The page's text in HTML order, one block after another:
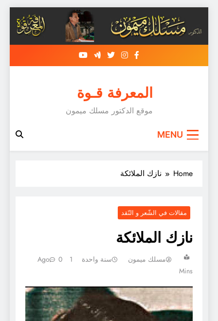
content
المعرفة قـوة
موقع الدكتور مسلك ميمون
MENU
Home نازك الملائكة
مقالات في الشّعر و النّقد
نازك الملائكة
مسلك ميمون سنة واحدة Ago 0
1
Mins